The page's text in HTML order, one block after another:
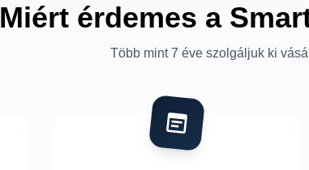
Miért érdemes a
Több mint 7 éve szolgáljuk ki